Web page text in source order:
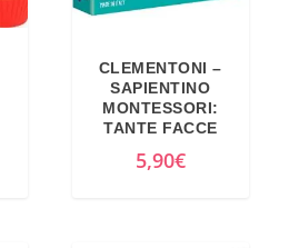
CLEMENTONI –
SAPIENTINO
MONTESSORI:
TANTE FACCE
5,90€